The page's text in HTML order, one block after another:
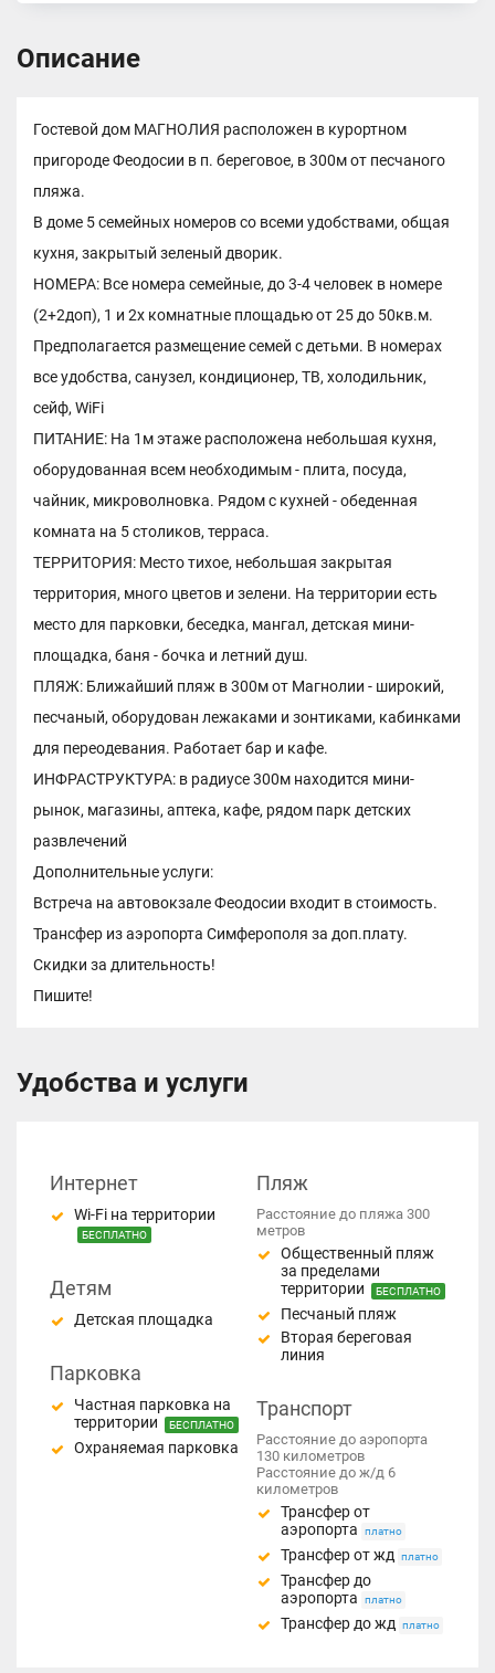
Описание
Гостевой дом МАГНОЛИЯ расположен в курортном
пригороде Феодосии в п. береговое, в 300м от песчаного
пляжа.
В доме 5 семейных номеров со всеми удобствами, общая
кухня, закрытый зеленый дворик.
НОМЕРА: Все номера семейные, до 3-4 человек в номере
(2+2доп), 1 и 2х комнатные площадью от 25 до 50кв.м.
Предполагается размещение семей с детьми. В номерах
все удобства, санузел, кондиционер, ТВ, холодильник,
сейф, WiFi
ПИТАНИЕ: На 1м этаже расположена небольшая кухня,
оборудованная всем необходимым - плита, посуда,
чайник, микроволновка. Рядом с кухней - обеденная
комната на 5 столиков, терраса.
ТЕРРИТОРИЯ: Место тихое, небольшая закрытая
территория, много цветов и зелени. На территории есть
место для парковки, беседка, мангал, детская мини-
площадка, баня - бочка и летний душ.
ПЛЯЖ: Ближайший пляж в 300м от Магнолии - широкий,
песчаный, оборудован лежаками и зонтиками, кабинками
для переодевания. Работает бар и кафе.
ИНФРАСТРУКТУРА: в радиусе 300м находится мини-
рынок, магазины, аптека, кафе, рядом парк детских
развлечений
Дополнительные услуги:
Встреча на автовокзале Феодосии входит в стоимость.
Трансфер из аэропорта Симферополя за доп.плату.
Скидки за длительность!
Пишите!
Удобства и услуги
Интернет
Wi-Fi на территории
БЕСПЛАТНО
Детям
Детская площадка
Парковка
Частная парковка на
территории
БЕСПЛАТНО
Охраняемая парковка
Пляж
Расстояние до пляжа 300
метров
Общественный пляж
за пределами
территории
БЕСПЛАТНО
Песчаный пляж
Вторая береговая
линия
Транспорт
Расстояние до аэропорта
130 километров
Расстояние до ж/д 6
километров
Трансфер от
аэропорта
платно
Трансфер от жд платно
Трансфер до
аэропорта
платно
Трансфер до жд платно